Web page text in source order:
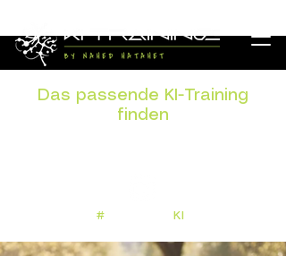
# KI
Das passende KI-Training
finden